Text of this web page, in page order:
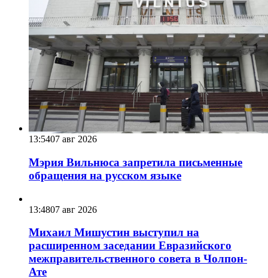
13:5407 авг 2026
Мэрия Вильнюса запретила письменные
обращения на русском языке
13:4807 авг 2026
Михаил Мишустин выступил на
расширенном заседании Евразийского
межправительственного совета в Чолпон-
Ате